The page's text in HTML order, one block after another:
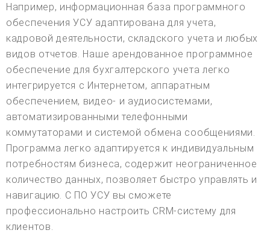
Например, информационная база программного
обеспечения УСУ адаптирована для учета,
кадровой деятельности, складского учета и любых
видов отчетов. Наше арендованное программное
обеспечение для бухгалтерского учета легко
интегрируется с Интернетом, аппаратным
обеспечением, видео- и аудиосистемами,
автоматизированными телефонными
коммутаторами и системой обмена сообщениями.
Программа легко адаптируется к индивидуальным
потребностям бизнеса, содержит неограниченное
количество данных, позволяет быстро управлять и
навигацию. С ПО УСУ вы сможете
профессионально настроить CRM-систему для
клиентов.